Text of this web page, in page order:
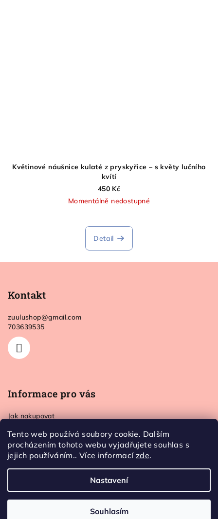
Tento web používá soubory cookie. Dalším
procházením tohoto webu vyjadřujete souhlas s
jejich používáním.. Více informací zde.
Nastavení
Souhlasím
Květinové náušnice kulaté z pryskyřice – s květy lučního
kvítí
450 Kč
Momentálně nedostupné
Detail
Kontakt
zuulushop@gmail.com
703639535
Informace pro vás
Jak nakupovat
Kontakt
Obchodní podmínky